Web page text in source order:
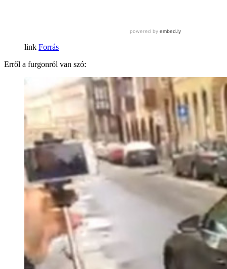
Forrás
Erről a furgonról van szó: